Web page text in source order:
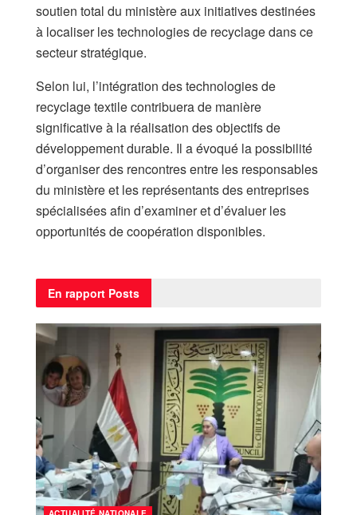
soutien total du ministère aux initiatives destinées
à localiser les technologies de recyclage dans ce
secteur stratégique.
Selon lui, l’intégration des technologies de
recyclage textile contribuera de manière
significative à la réalisation des objectifs de
développement durable. Il a évoqué la possibilité
d’organiser des rencontres entre les responsables
du ministère et les représentants des entreprises
spécialisées afin d’examiner et d’évaluer les
opportunités de coopération disponibles.
En rapport Posts